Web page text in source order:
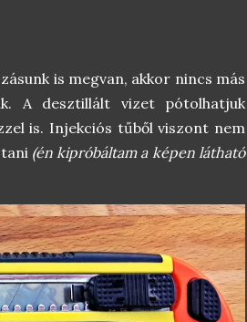
is megvan, akkor nincs más
A desztillált vizet pótolhatjuk
is. Injekciós tűből viszont nem
(én kipróbáltam a képen látható